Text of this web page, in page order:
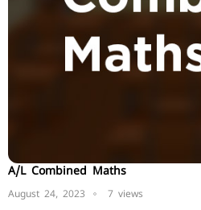
A/L Combined Maths
August 24, 2023 7 views